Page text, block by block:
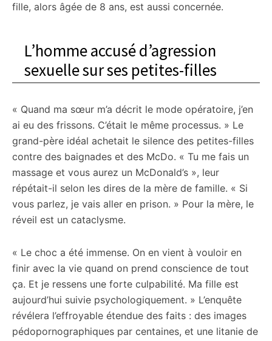
fille, alors âgée de 8 ans, est aussi concernée.
L’homme accusé d’agression
sexuelle sur ses petites-filles
« Quand ma sœur m’a décrit le mode opératoire, j’en
ai eu des frissons. C’était le même processus. » Le
grand-père idéal achetait le silence des petites-filles
contre des baignades et des McDo. « Tu me fais un
massage et vous aurez un McDonald’s », leur
répétait-il selon les dires de la mère de famille. « Si
vous parlez, je vais aller en prison. » Pour la mère, le
réveil est un cataclysme.
« Le choc a été immense. On en vient à vouloir en
finir avec la vie quand on prend conscience de tout
ça. Et je ressens une forte culpabilité. Ma fille est
aujourd’hui suivie psychologiquement. » L’enquête
révélera l’effroyable étendue des faits : des images
pédopornographiques par centaines, et une litanie de